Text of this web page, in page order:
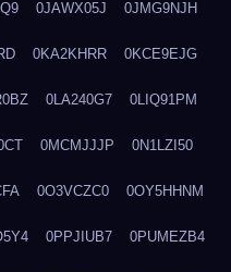
0JAWX05J 0JMG9NJH
0KA2KHRR 0KCE9EJG
0LA240G7 0LIQ91PM
0MCMJJJP 0N1LZI50
0O3VCZC0 0OY5HHNM
0PPJIUB7 0PUMEZB4